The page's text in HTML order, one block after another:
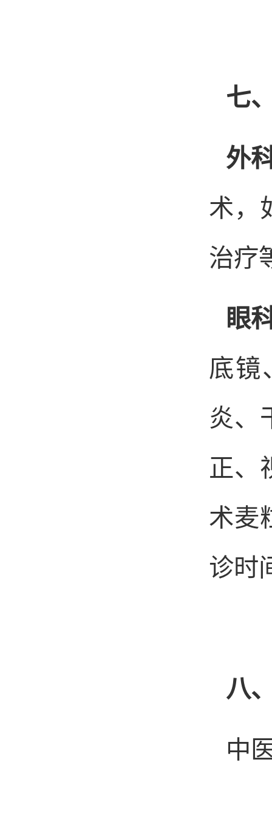
七
外
术，
治疗
眼
底镜
炎、
正、
术麦
诊时
八
中